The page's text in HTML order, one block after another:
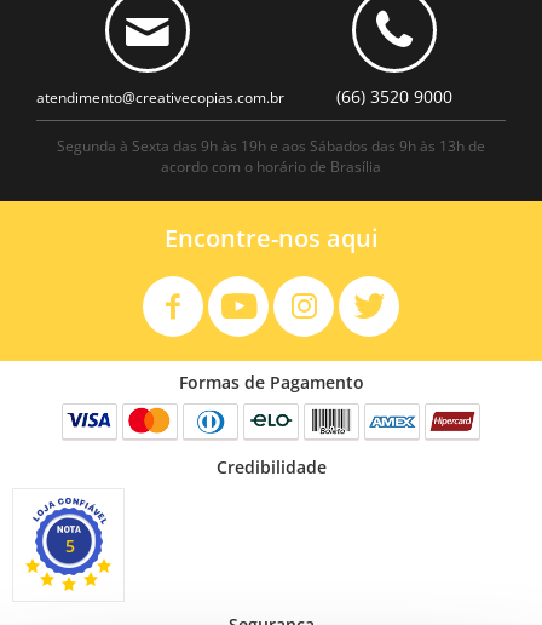
atendimento@creativecopias.com.br (66) 3520 9000
Segunda à Sexta das 9h às 19h e aos Sábados das 9h às 13h de
acordo com o horário de Brasília
Encontre-nos aqui
Formas de Pagamento
Credibilidade
5